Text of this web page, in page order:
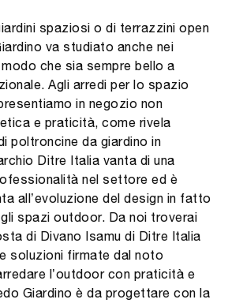
spaziosi o di terrazzini open
va studiato anche nei
che sia sempre bello a
Agli arredi per lo spazio
in negozio non
e praticità, come rivela
poltroncine da giardino in
Ditre Italia vanta di una
nel settore ed è
all’evoluzione del design in fatto
spazi outdoor. Da noi troverai
di Divano Isamu di Ditre Italia
soluzioni firmate dal noto
l’outdoor con praticità e
Giardino è da progettare con la